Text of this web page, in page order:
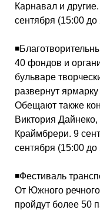
Карнавал и
сентября (15:00 до
40 фондов и
бульваре
развернут
Обещают также
Виктория
Краймбрери. 9
сентября (15:00 до
◾️Фестиваль
От Южного
пройдут более 50